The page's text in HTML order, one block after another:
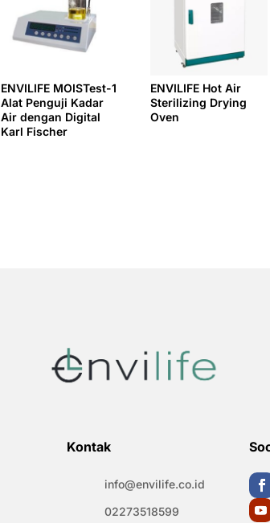
ENVILIFE MOISTest-1
Alat Penguji Kadar
Air dengan Digital
Karl Fischer
ENVILIFE Hot Air
Sterilizing Drying
Oven
Kontak
info@envilife.co.id
02273518599